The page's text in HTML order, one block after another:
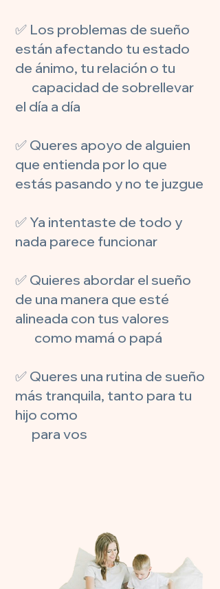
✅ Los problemas de sueño
están afectando tu estado
de ánimo, tu relación o tu
capacidad de sobrellevar
el día a día
✅ Queres apoyo de alguien
que entienda por lo que
estás pasando y no te juzgue
✅ Ya intentaste de todo y
nada parece funcionar
✅ Quieres abordar el sueño
de una manera que esté
alineada con tus valores
como mamá o papá
✅ Queres una rutina de sueño
más tranquila, tanto para tu
hijo como
para vos